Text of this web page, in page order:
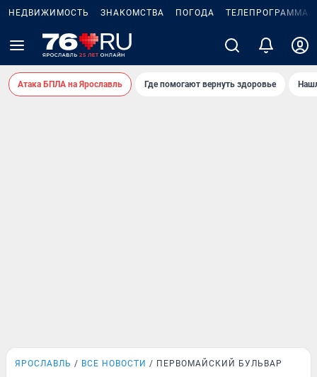
НЕДВИЖИМОСТЬ ЗНАКОМСТВА ПОГОДА ТЕЛЕПРОГРАММА
Атака БПЛА на Ярославль Где помогают вернуть здоровье
ЯРОСЛАВЛЬ ВСЕ НОВОСТИ ПЕРВОМАЙСКИЙ БУЛЬВАР